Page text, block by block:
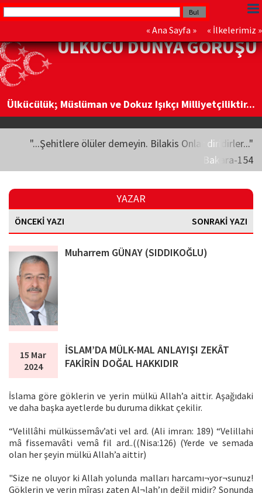
« Ana Sayfa » « İlkelerimiz »
ÜLKÜCÜ DÜNYA GÖRÜŞÜ
Ülkücülük; Müslüman ve Dokuz Işıkçı Milliyetçiliktir...
"...Şehitlere ölüler demeyin. Bilakis Onlar diridirler..."
Bakara-154
YAZAR
ÖNCEKİ YAZI SONRAKİ YAZI
Muharrem GÜNAY (SIDDIKOĞLU)
15 Mar
2024
İSLAM’DA MÜLK-MAL ANLAYIŞI ZEKÂT
FAKİRİN DOĞAL HAKKIDIR
İslama göre göklerin ve yerin mülkü Allah’a aittir. Aşağıdaki
ve daha başka ayetlerde bu duruma dikkat çekilir.
“Velillâhi mülküssemâv’ati vel ard. (Ali imran: 189) “Velillahi
mâ fissemavâti vemâ fil ard..((Nisa:126) (Yerde ve semada
olan her şeyin mülkü Allah’a aittir)
"Size ne oluyor ki Allah yolunda malları harcamı¬yor¬sunuz!
Göklerin ve yerin mîrası zaten Al¬lah’ın değil midir? Sonunda